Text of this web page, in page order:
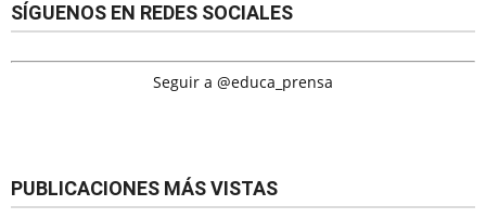
SÍGUENOS EN REDES SOCIALES
Seguir a @educa_prensa
PUBLICACIONES MÁS VISTAS